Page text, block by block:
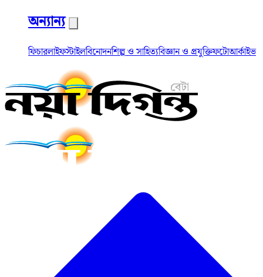
অন্যান্য
ফিচারলাইফস্টাইলবিনোদনশিল্প ও সাহিত্যবিজ্ঞান ও প্রযুক্তিফটোআর্কাইভ